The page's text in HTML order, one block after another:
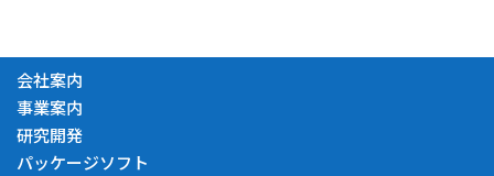
会社案内
事業案内
研究開発
パッケージソフト